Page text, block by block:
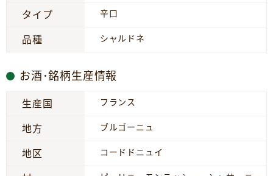
タイプ 辛口
品種 シャルドネ
お酒･銘柄生産情報
生産国 フランス
地方 ブルゴーニュ
地区 コードドニュイ